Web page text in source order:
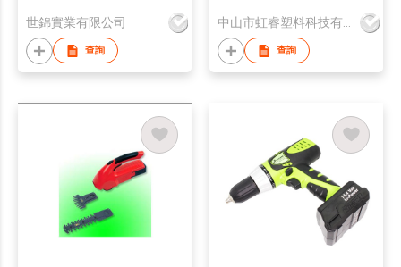
世錦實業有限公司
查詢 查詢